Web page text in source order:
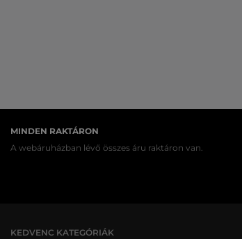
MINDEN RAKTÁRON
A webáruházban lévő összes áru raktáron van.
KEDVENC KATEGÓRIÁK